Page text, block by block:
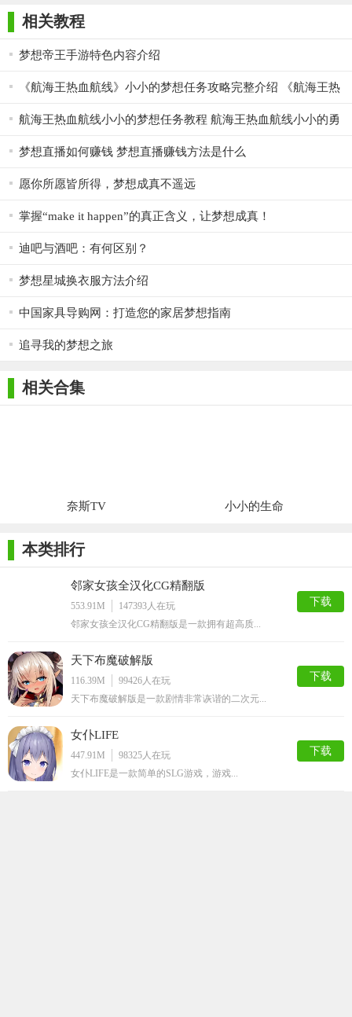
相关教程
梦想帝王手游特色内容介绍
《航海王热血航线》小小的梦想任务攻略完整介绍 《航海王热
航海王热血航线小小的梦想任务教程 航海王热血航线小小的勇
梦想直播如何赚钱 梦想直播赚钱方法是什么
愿你所愿皆所得，梦想成真不遥远
掌握“make it happen”的真正含义，让梦想成真！
迪吧与酒吧：有何区别？
梦想星城换衣服方法介绍
中国家具导购网：打造您的家居梦想指南
追寻我的梦想之旅
相关合集
奈斯TV 小小的生命
本类排行
邻家女孩全汉化CG精翻版
553.91M 147393人在玩
邻家女孩全汉化CG精翻版是一款拥有超高质...
下载
天下布魔破解版
116.39M 99426人在玩
天下布魔破解版是一款剧情非常诙谐的二次元...
下载
女仆LIFE
447.91M 98325人在玩
女仆LIFE是一款简单的SLG游戏，游戏...
下载